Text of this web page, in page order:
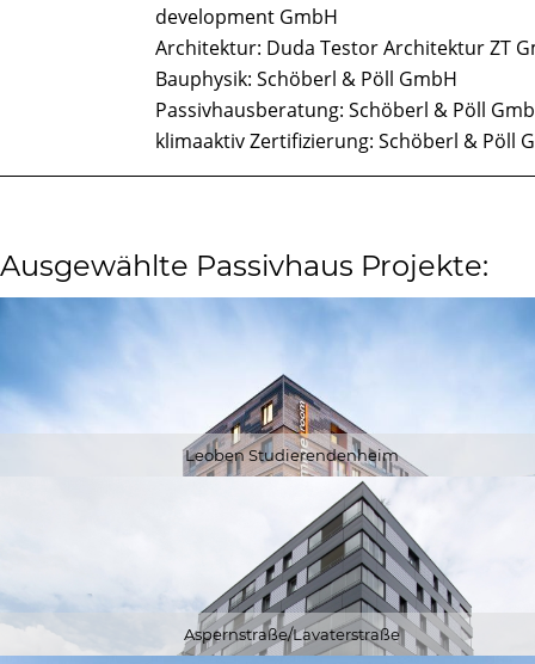
development GmbH
Architektur: Duda Testor Architektur ZT
Bauphysik: Schöberl & Pöll GmbH
Passivhausberatung: Schöberl & Pöll
klimaaktiv Zertifizierung: Schöberl & Pöll
Ausgewählte Passivhaus Projekte:
Leoben Studierendenheim
Aspernstraße/Lavaterstraße